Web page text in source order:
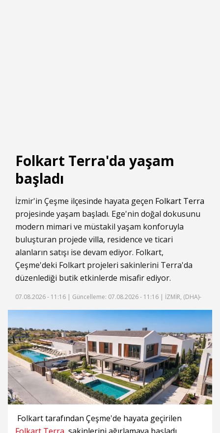
Folkart Terra'da yaşam
başladı
İzmir'in Çeşme ilçesinde hayata geçen Folkart Terra
projesinde yaşam başladı. Ege'nin doğal dokusunu
modern mimari ve müstakil yaşam konforuyla
buluşturan projede villa, residence ve ticari
alanların satışı ise devam ediyor. Folkart,
Çeşme'deki Folkart projeleri sakinlerini Terra'da
düzenlediği butik etkinlerde misafir ediyor.
07.08.2026 - 11:16 | Güncelleme: 07.08.2026 - 11:16 | İZMİR, (DHA)-
Folkart tarafından Çeşme'de hayata geçirilen